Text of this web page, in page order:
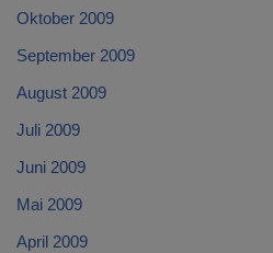
Oktober 2009
September 2009
August 2009
Juli 2009
Juni 2009
Mai 2009
April 2009